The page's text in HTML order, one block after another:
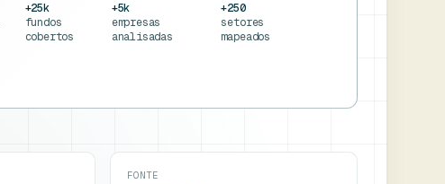
+25k
fundos
cobertos
+5k
empresas
analisadas
+250
setores
mapeados
FONTE